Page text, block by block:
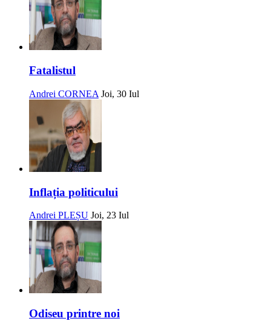
Fatalistul
Andrei CORNEA Joi, 30 Iul
Inflația politicului
Andrei PLEȘU Joi, 23 Iul
Odiseu printre noi